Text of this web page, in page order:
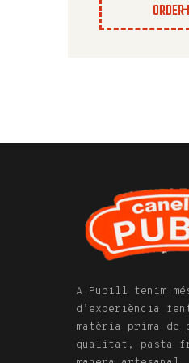
A Pubill tenim
d’experiència
matèria prima de
qualitat, pasta